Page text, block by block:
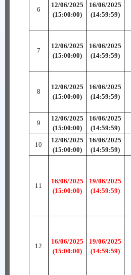
6
12/06/2025
(15:00:00)
16/06/2025
(14:59:59)
7
12/06/2025
(15:00:00)
16/06/2025
(14:59:59)
8
12/06/2025
(15:00:00)
16/06/2025
(14:59:59)
9
12/06/2025
(15:00:00)
16/06/2025
(14:59:59)
10
12/06/2025
(15:00:00)
16/06/2025
(14:59:59)
11
16/06/2025
(15:00:00)
19/06/2025
(14:59:59)
12
16/06/2025
(15:00:00)
19/06/2025
(14:59:59)